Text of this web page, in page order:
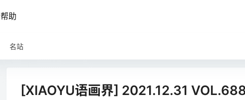
帮助
名站
[XIAOYU语画界] 2021.12.31